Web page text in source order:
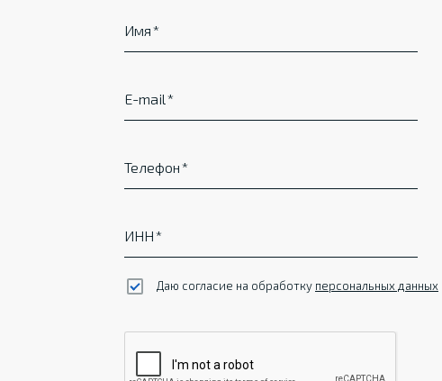
Имя
E-mail
Телефон
ИНН
Даю согласие на обработку персональных данных